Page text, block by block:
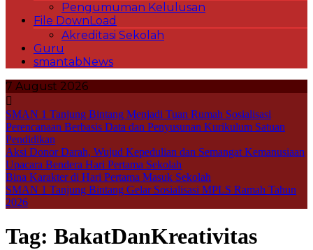
Pengumuman Kelulusan
File DownLoad
Akreditasi Sekolah
Guru
smantabNews
7 August 2026
SMAN 1 Tanjung Bintang Menjadi Tuan Rumah Sosialisasi
Perencanaan Berbasis Data dan Penyusunan Kurikulum Satuan
Pendidikan
Aksi Donor Darah, Wujud Kepedulian dan Semangat Kemanusiaan
Upacara Bendera Hari Pertama Sekolah
Bina Karakter di Hari Pertama Masuk Sekolah
SMAN 1 Tanjung Bintang Gelar Sosialisasi MPLS Ramah Tahun
2026
Tag: BakatDanKreativitas